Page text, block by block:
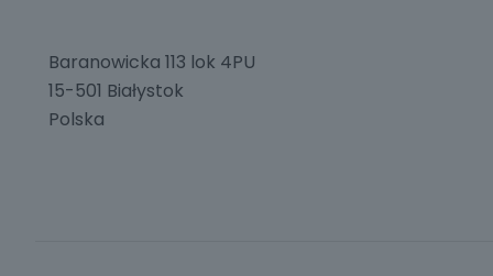
Baranowicka 113 lok 4PU
15-501 Białystok
Polska